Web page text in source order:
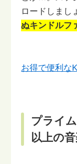
ロードしまし
ぬキンドルフ
お得で便利な
プライ
以上の